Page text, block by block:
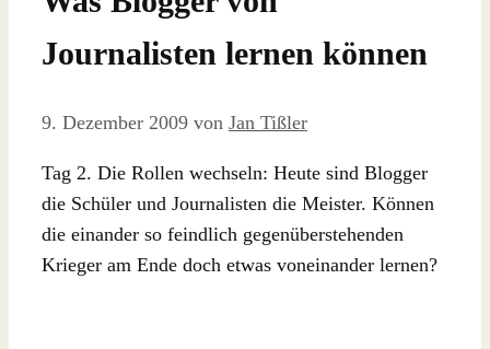
Journalisten lernen können
9. Dezember 2009 von Jan Tißler
Tag 2. Die Rollen wechseln: Heute sind Blogger
die Schüler und Journalisten die Meister. Können
die einander so feindlich gegenüberstehenden
Krieger am Ende doch etwas voneinander lernen?